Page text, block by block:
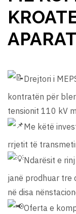
Drejtori i
kontratën për
tensionit 110 kV
Me këtë
rrjetit të
Ndarësit e
janë prodhuar tre
në disa
Oferta e